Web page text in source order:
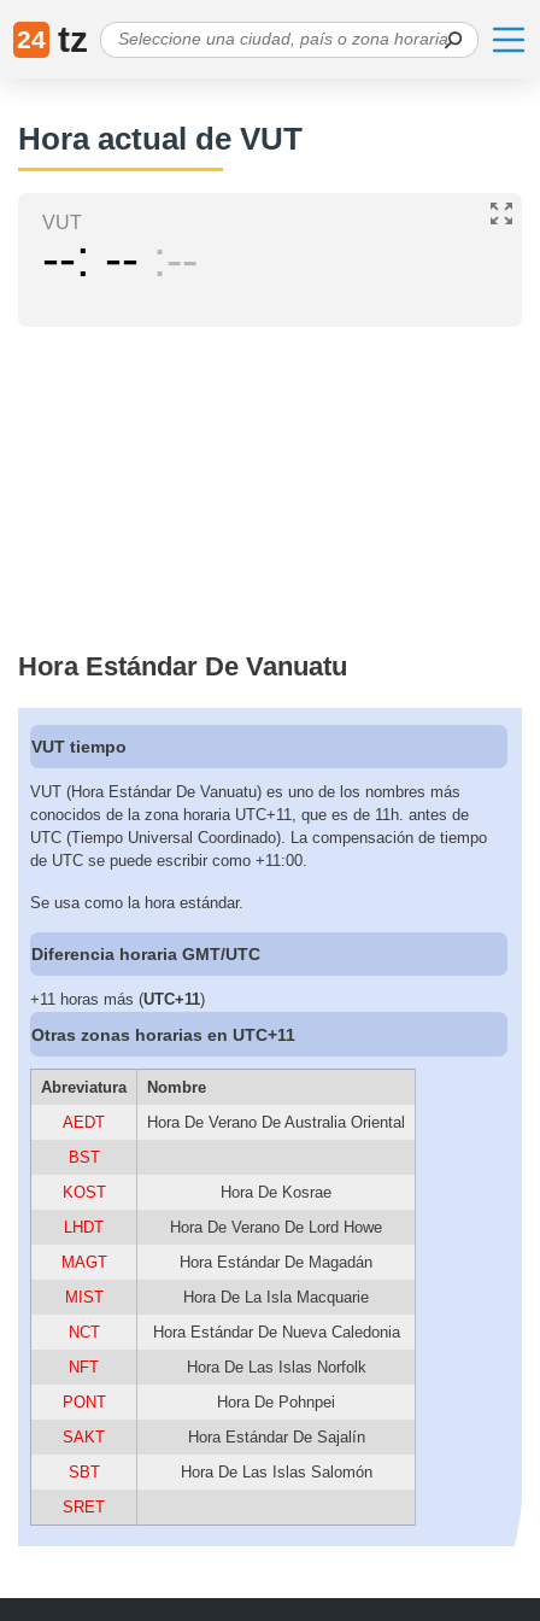
24 tz
Hora actual de VUT
VUT
-- -- --
Hora Estándar De Vanuatu
VUT tiempo
VUT (Hora Estándar De Vanuatu) es uno de los nombres más
conocidos de la zona horaria UTC+11, que es de 11h. antes de
UTC (Tiempo Universal Coordinado). La compensación de tiempo
de UTC se puede escribir como +11:00.
Se usa como la hora estándar.
Diferencia horaria GMT/UTC
+11 horas más (UTC+11)
Otras zonas horarias en UTC+11
Abreviatura
Nombre
AEDT
Hora De Verano De Australia Oriental
BST
KOST
Hora De Kosrae
LHDT
Hora De Verano De Lord Howe
MAGT
Hora Estándar De Magadán
MIST
Hora De La Isla Macquarie
NCT
Hora Estándar De Nueva Caledonia
NFT
Hora De Las Islas Norfolk
PONT
Hora De Pohnpei
SAKT
Hora Estándar De Sajalín
SBT
Hora De Las Islas Salomón
SRET